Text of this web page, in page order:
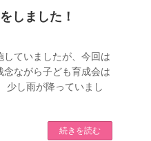
しました！
していましたが、今回は
ながら子ども育成会は
少し雨が降っていまし
続きを読む